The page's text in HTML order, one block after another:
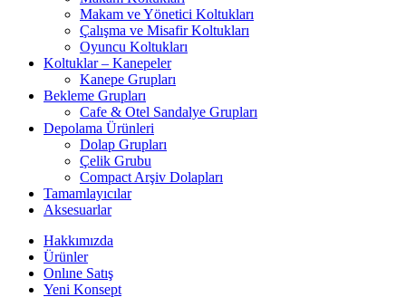
Makam ve Yönetici Koltukları
Çalışma ve Misafir Koltukları
Oyuncu Koltukları
Koltuklar – Kanepeler
Kanepe Grupları
Bekleme Grupları
Cafe & Otel Sandalye Grupları
Depolama Ürünleri
Dolap Grupları
Çelik Grubu
Compact Arşiv Dolapları
Tamamlayıcılar
Aksesuarlar
Hakkımızda
Ürünler
Onlıne Satış
Yeni Konsept